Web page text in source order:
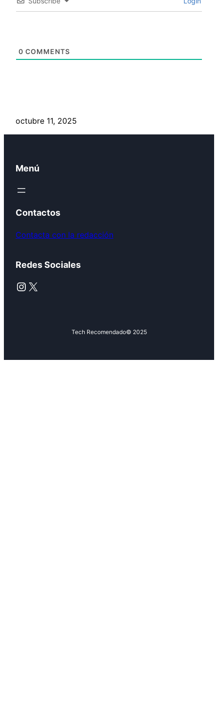
0 COMMENTS
octubre 11, 2025
Menú
Contactos
Contacta con la redacción
Redes Sociales
Instagram X
Tech Recomendado© 2025